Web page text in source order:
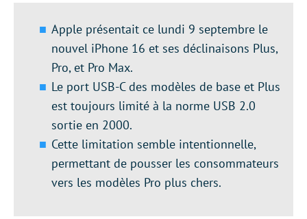
Apple présentait ce lundi 9 septembre le
nouvel iPhone 16 et ses déclinaisons Plus,
Pro, et Pro Max.
Le port USB-C des modèles de base et Plus
est toujours limité à la norme USB 2.0
sortie en 2000.
Cette limitation semble intentionnelle,
permettant de pousser les consommateurs
vers les modèles Pro plus chers.